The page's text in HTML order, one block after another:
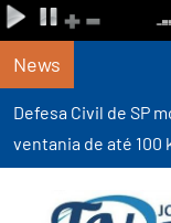
News
Defesa Civil de SP
ventania de até 100